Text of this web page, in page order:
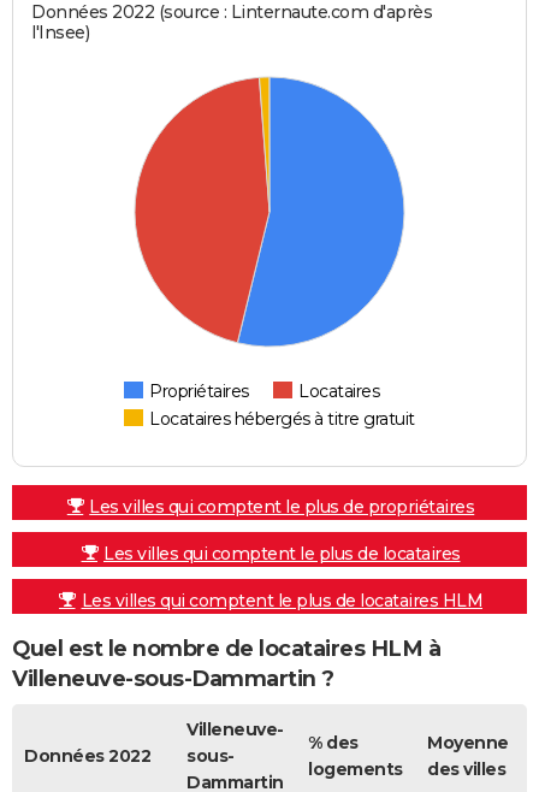
Données 2022 (source : Linternaute.com d'après
l'Insee)
Propriétaires
Locataires
Locataires hébergés à titre gratuit
Les villes qui comptent le plus de propriétaires
Les villes qui comptent le plus de locataires
Les villes qui comptent le plus de locataires HLM
Quel est le nombre de locataires HLM à
Villeneuve-sous-Dammartin ?
Données 2022
Villeneuve-
sous-
Dammartin
% des
logements
Moyenne
des villes